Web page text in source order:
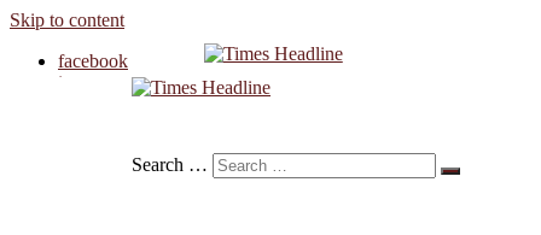
Skip to content
facebook
instagram
Search …